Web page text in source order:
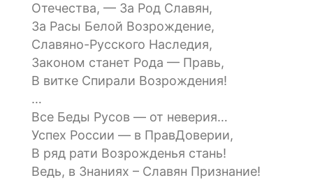
Отечества, — За Род Славян,
За Расы Белой Возрождение,
Славяно-Русского Наследия,
Законом станет Рода — Правь,
В витке Спирали Возрождения!
…
Все Беды Русов — от неверия…
Успех России — в ПравДоверии,
В ряд рати Возрожденья стань!
Ведь, в Знаниях – Славян Признание!